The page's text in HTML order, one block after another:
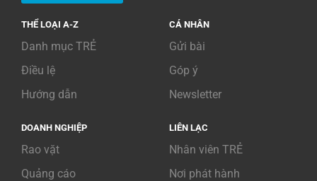
THỂ LOẠI A-Z
Danh mục TRẺ
Điều lệ
Hướng dẫn
CÁ NHÂN
Gửi bài
Góp ý
Newsletter
DOANH NGHIỆP
Rao vặt
Quảng cáo
LIÊN LẠC
Nhân viên TRẺ
Nơi phát hành